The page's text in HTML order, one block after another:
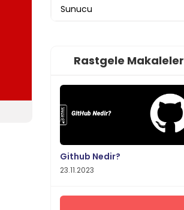
Sunucu
Rastgele Makaleler
Github Nedir?
23.11.2023